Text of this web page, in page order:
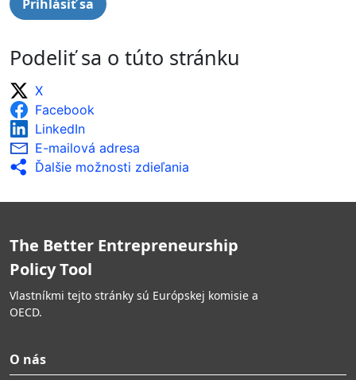
Podeliť sa o túto stránku
X
Facebook
LinkedIn
E-mailová adresa
Ďalšie možnosti zdieľania
The Better Entrepreneurship
Policy Tool
Vlastníkmi tejto stránky sú Európskej komisie a
OECD.
O nás